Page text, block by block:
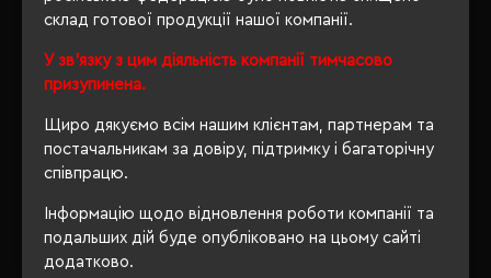
склад готової продукції нашої компанії.
У зв'язку з цим діяльність компанії тимчасово
призупинена.
Щиро дякуємо всім нашим клієнтам, партнерам та
постачальникам за довіру, підтримку і багаторічну
співпрацю.
Інформацію щодо відновлення роботи компанії та
подальших дій буде опубліковано на цьому сайті
додатково.